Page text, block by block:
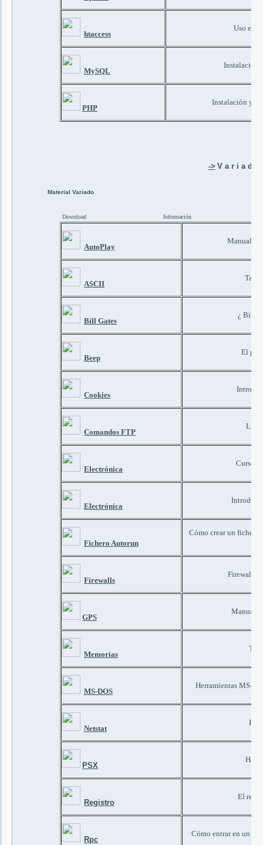
htaccess
Uso
MySQL
Instalación
PHP
Instalación y
-> V a r i a d o
Material Variado
Download Información
AutoPlay
Manual
ASCII
Bill Gates
¿ Bill
Beep
El
Cookies
Comandos FTP
Lista
Electrónica
Curso
Electrónica
Fichero Autorun
Cómo crear un fichero
Firewalls
Firewalls
GPS
Manual
Memorias
MS-DOS
Herramientas MS-
Netstat
El
PSX
Registro
El
Rpc
Cómo entrar en un